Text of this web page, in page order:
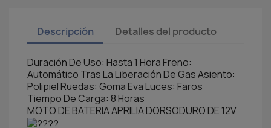
Descripción Detalles del producto
Duración De Uso: Hasta 1 Hora Freno:
Automático Tras La Liberación De Gas Asiento:
Polipiel Ruedas: Goma Eva Luces: Faros
Tiempo De Carga: 8 Horas
MOTO DE BATERIA APRILIA DORSODURO DE 12V